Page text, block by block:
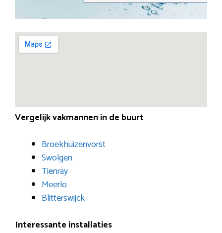
Vergelijk vakmannen in de buurt
Broekhuizenvorst
Swolgen
Tienray
Meerlo
Blitterswijck
Interessante installaties